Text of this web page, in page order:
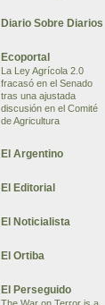
Diario Sobre Diarios
Ecoportal
La Ley Agrícola 2.0
fracasó en el Senado
tras una ajustada
discusión en el Comité
de Agricultura
El Argentino
El Editorial
El Noticialista
El Ortiba
El Perseguido
The War on Terror is a